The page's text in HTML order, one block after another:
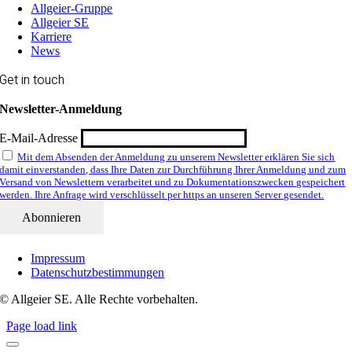
Allgeier-Gruppe
Allgeier SE
Karriere
News
Get in touch
Newsletter-Anmeldung
E-Mail-Adresse
Mit dem Absenden der Anmeldung zu unserem Newsletter erklären Sie sich
damit einverstanden, dass Ihre Daten zur Durchführung Ihrer Anmeldung und zum
Versand von Newslettern verarbeitet und zu Dokumentationszwecken gespeichert
werden. Ihre Anfrage wird verschlüsselt per https an unseren Server gesendet.
Impressum
Datenschutzbestimmungen
© Allgeier SE. Alle Rechte vorbehalten.
Page load link